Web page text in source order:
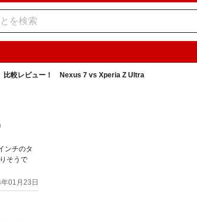
比較レビュー！ Nexus 7 vs Xperia Z Ultra
ンチのタ
そうで
01月23日